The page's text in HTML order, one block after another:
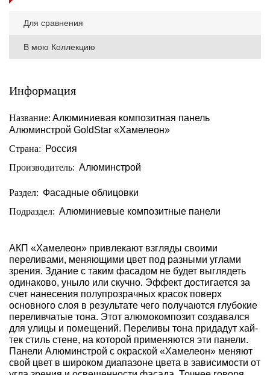
Для сравнения
В мою Коллекцию
Информация
Название: Алюминиевая композитная панель
Алюминстрой GoldStar «Хамелеон»
Страна: Россия
Производитель: Алюминстрой
Раздел: Фасадные облицовки
Подраздел: Алюминиевые композитные панели
АКП «Хамелеон» привлекают взгляды своими
переливами, меняющими цвет под разными углами
зрения. Здание с таким фасадом не будет выглядеть
одинаково, уныло или скучно. Эффект достигается за
счет нанесения полупрозрачных красок поверх
основного слоя в результате чего получаются глубокие
переливчатые тона. Этот алюмокомпозит создавался
для улицы и помещений. Переливы тона придадут хай-
тек стиль стене, на которой применяются эти панели.
Панели Алюминстрой с окраской «Хамелеон» меняют
свой цвет в широком диапазоне цвета в зависимости от